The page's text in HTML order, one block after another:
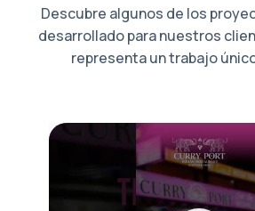
Descubre algunos de los
desarrollado para nuestros
representa un trabajo